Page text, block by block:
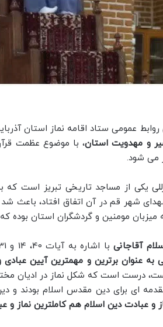
عمومی ستاد اقامه نماز استان
و مهدویت استان، با موضوع عظمت
می شود.
شهر قم در آن اتفاق افتاد، باعث
میزبان مومنین و گردشگران استان بوده
آقاجانیبا اشاره به آیات 40، 14 و 31، سوره های ابراهیم، طه و مریم، گفت:
به عنوان برترین و مهمترین آیین
درست است که شکل نماز در ادیان
ای برای دین مقدس اسلام بودند و
و عبادت دین اسلام هم کاملترین نماز و